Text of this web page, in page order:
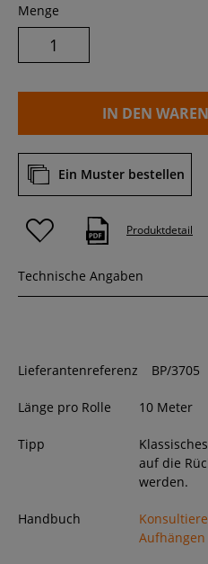
Menge
IN DEN
Ein Muster bestellen
Produktdetail
Technische Angaben
Lieferantenreferenz BP/3705
Länge pro Rolle 10 Meter
Tipp
auf die
werden.
Handbuch
Aufhängen